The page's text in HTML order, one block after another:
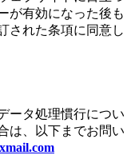
が有効になった後も
された条項に同意し
ータ処理慣行につい
は、以下までお問い